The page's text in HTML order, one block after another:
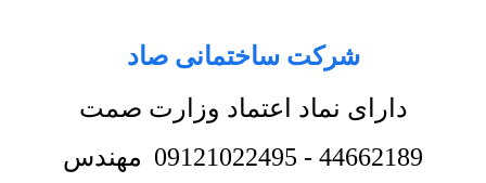
شرکت ساختمانی صاد
دارای نماد اعتماد وزارت صمت
44662189
-
09121022495 مهندس